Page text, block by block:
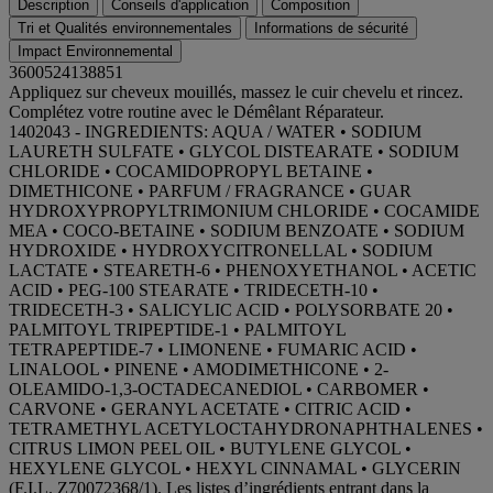
Description Conseils d'application
Composition
Tri et Qualités environnementales
Informations de sécurité
Impact Environnemental
3600524138851
Appliquez sur cheveux mouillés, massez le cuir chevelu et rincez.
Complétez votre routine avec le Démêlant Réparateur.
1402043 - INGREDIENTS: AQUA / WATER • SODIUM
LAURETH SULFATE • GLYCOL DISTEARATE • SODIUM
CHLORIDE • COCAMIDOPROPYL BETAINE •
DIMETHICONE • PARFUM / FRAGRANCE • GUAR
HYDROXYPROPYLTRIMONIUM CHLORIDE • COCAMIDE
MEA • COCO-BETAINE • SODIUM BENZOATE • SODIUM
HYDROXIDE • HYDROXYCITRONELLAL • SODIUM
LACTATE • STEARETH-6 • PHENOXYETHANOL • ACETIC
ACID • PEG-100 STEARATE • TRIDECETH-10 •
TRIDECETH-3 • SALICYLIC ACID • POLYSORBATE 20 •
PALMITOYL TRIPEPTIDE-1 • PALMITOYL
TETRAPEPTIDE-7 • LIMONENE • FUMARIC ACID •
LINALOOL • PINENE • AMODIMETHICONE • 2-
OLEAMIDO-1,3-OCTADECANEDIOL • CARBOMER •
CARVONE • GERANYL ACETATE • CITRIC ACID •
TETRAMETHYL ACETYLOCTAHYDRONAPHTHALENES •
CITRUS LIMON PEEL OIL • BUTYLENE GLYCOL •
HEXYLENE GLYCOL • HEXYL CINNAMAL • GLYCERIN
(F.I.L. Z70072368/1). Les listes d’ingrédients entrant dans la